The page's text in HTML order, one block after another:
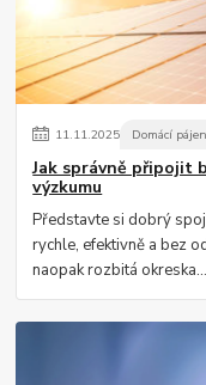
11.11.2025 Domácí
Jak správně připojit
výzkumu
Představte si dobrý
rychle, efektivně a bez
naopak rozbitá